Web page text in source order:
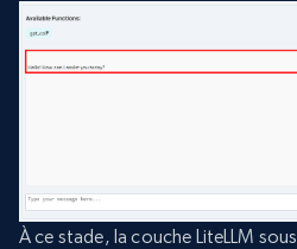
À ce stade, la couche LiteLLM